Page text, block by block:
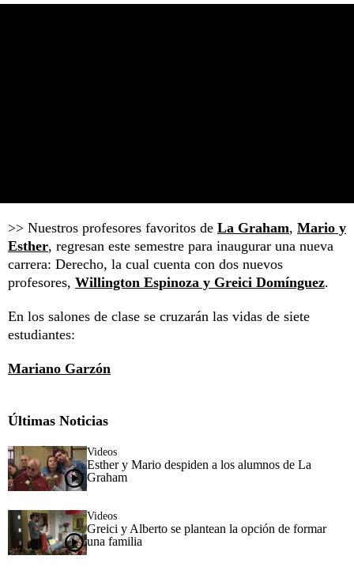
>> Nuestros profesores favoritos de La Graham, Mario y
Esther, regresan este semestre para inaugurar una nueva
carrera: Derecho, la cual cuenta con dos nuevos
profesores, Willington Espinoza y Greici Domínguez.
En los salones de clase se cruzarán las vidas de siete
estudiantes:
Mariano Garzón
Últimas Noticias
Videos
Esther y Mario despiden a los alumnos de La
Graham
Videos
Greici y Alberto se plantean la opción de formar
una familia